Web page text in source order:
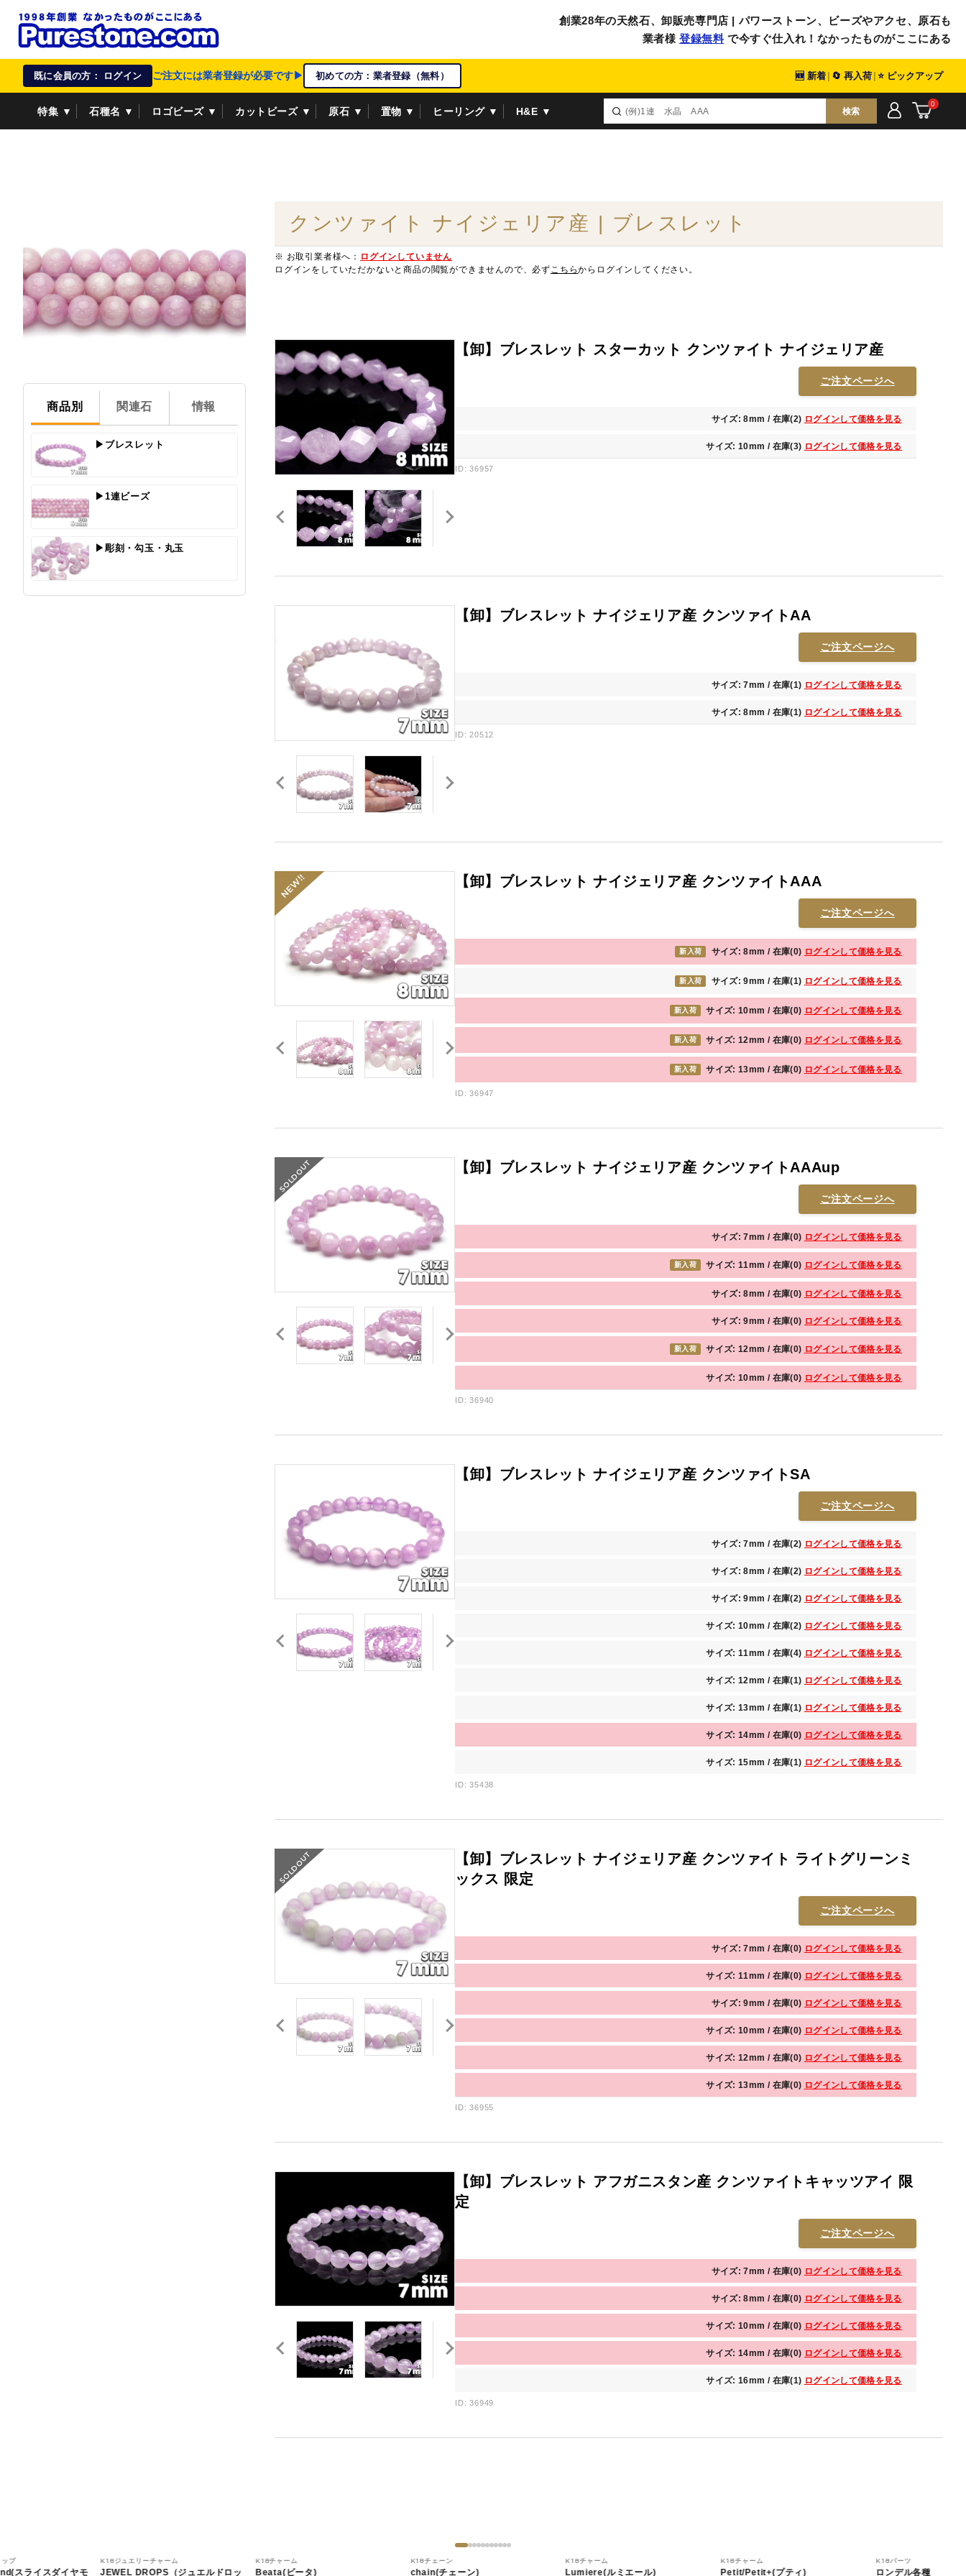
創業28年の天然石、卸販売専門店 | パワーストーン、ビーズやアクセ、原石も
業者様 登録無料で今すぐ仕入れ！なかったものがここにある
既に会員の方： ログイン ご注文には業者登録が必要です▶ 初めての方：業者登録（無料） 🆕 新着 🔄 再入荷 ⭐ ピックアップ
特集 ▼ 石種名 ▼ ロゴビーズ ▼ カットビーズ ▼ 原石 ▼ 置物 ▼ ヒーリング ▼ H&E ▼ 検索
0
商品別 関連石 情報
▶ブレスレット
▶1連ビーズ
▶彫刻・勾玉・丸玉
クンツァイト ナイジェリア産 | ブレスレット
※ お取引業者様へ： ログインしていません
ログインをしていただかないと商品の閲覧ができませんので、必ずこちらからログインしてください。
【卸】ブレスレット スターカット クンツァイト ナイジェリア産
ご注文ページへ
サイズ: 8mm / 在庫(2) ログインして価格を見る
サイズ: 10mm / 在庫(3) ログインして価格を見る
ID: 36957
【卸】ブレスレット ナイジェリア産 クンツァイトAA
ご注文ページへ
サイズ: 7mm / 在庫(1) ログインして価格を見る
サイズ: 8mm / 在庫(1) ログインして価格を見る
ID: 20512
【卸】ブレスレット ナイジェリア産 クンツァイトAAA
ご注文ページへ
新入荷 サイズ: 8mm / 在庫(0) ログインして価格を見る
新入荷 サイズ: 9mm / 在庫(1) ログインして価格を見る
新入荷 サイズ: 10mm / 在庫(0) ログインして価格を見る
新入荷 サイズ: 12mm / 在庫(0) ログインして価格を見る
新入荷 サイズ: 13mm / 在庫(0) ログインして価格を見る
ID: 36947
【卸】ブレスレット ナイジェリア産 クンツァイトAAAup
ご注文ページへ
サイズ: 7mm / 在庫(0) ログインして価格を見る
新入荷 サイズ: 11mm / 在庫(0) ログインして価格を見る
サイズ: 8mm / 在庫(0) ログインして価格を見る
サイズ: 9mm / 在庫(0) ログインして価格を見る
新入荷 サイズ: 12mm / 在庫(0) ログインして価格を見る
サイズ: 10mm / 在庫(0) ログインして価格を見る
ID: 36940
【卸】ブレスレット ナイジェリア産 クンツァイトSA
ご注文ページへ
サイズ: 7mm / 在庫(2) ログインして価格を見る
サイズ: 8mm / 在庫(2) ログインして価格を見る
サイズ: 9mm / 在庫(2) ログインして価格を見る
サイズ: 10mm / 在庫(2) ログインして価格を見る
サイズ: 11mm / 在庫(4) ログインして価格を見る
サイズ: 12mm / 在庫(1) ログインして価格を見る
サイズ: 13mm / 在庫(1) ログインして価格を見る
サイズ: 14mm / 在庫(0) ログインして価格を見る
サイズ: 15mm / 在庫(1) ログインして価格を見る
ID: 35438
【卸】ブレスレット ナイジェリア産 クンツァイト ライトグリーンミ
ックス 限定
ご注文ページへ
サイズ: 7mm / 在庫(0) ログインして価格を見る
サイズ: 11mm / 在庫(0) ログインして価格を見る
サイズ: 9mm / 在庫(0) ログインして価格を見る
サイズ: 10mm / 在庫(0) ログインして価格を見る
サイズ: 12mm / 在庫(0) ログインして価格を見る
サイズ: 13mm / 在庫(0) ログインして価格を見る
ID: 36955
【卸】ブレスレット アフガニスタン産 クンツァイトキャッツアイ 限
定
ご注文ページへ
サイズ: 7mm / 在庫(0) ログインして価格を見る
サイズ: 8mm / 在庫(0) ログインして価格を見る
サイズ: 10mm / 在庫(0) ログインして価格を見る
サイズ: 14mm / 在庫(0) ログインして価格を見る
サイズ: 16mm / 在庫(1) ログインして価格を見る
ID: 36949
ップ
スライスダイヤモ
K18ジュエリーチャーム
JEWEL DROPS（ジュエルドロッ
K18チャーム
Beata(ビータ)
K18チェーン
chain(チェーン)
K18チャーム
Lumiere(ルミエール)
K18チャーム
Petit/Petit+(プティ)
K18パーツ
ロンデル各種